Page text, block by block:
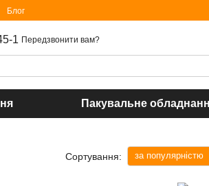
Блог
1 Передзвонити вам?
Пакувальне
Сортування: за популярністю